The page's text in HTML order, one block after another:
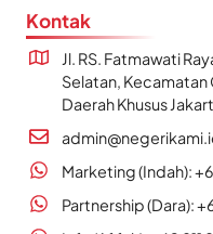
Kontak
Jl. RS. Fatmawati
Selatan, Kecamatan
Daerah Khusus
Marketing (Indah):
Partnership (Dara):